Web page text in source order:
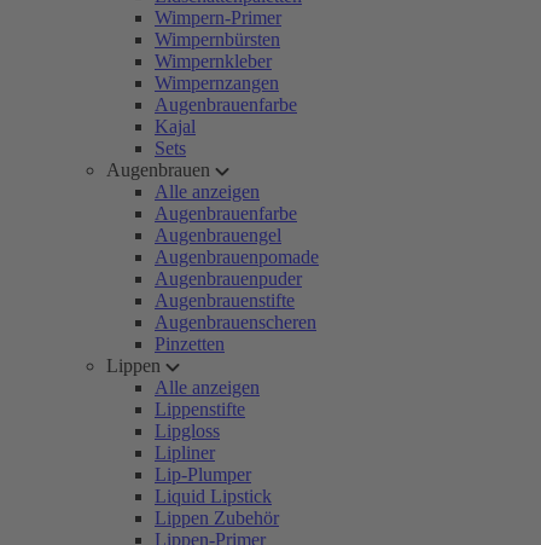
Wimpern-Primer
Wimpernbürsten
Wimpernkleber
Wimpernzangen
Augenbrauenfarbe
Kajal
Sets
Augenbrauen
Alle anzeigen
Augenbrauenfarbe
Augenbrauengel
Augenbrauenpomade
Augenbrauenpuder
Augenbrauenstifte
Augenbrauenscheren
Pinzetten
Lippen
Alle anzeigen
Lippenstifte
Lipgloss
Lipliner
Lip-Plumper
Liquid Lipstick
Lippen Zubehör
Lippen-Primer